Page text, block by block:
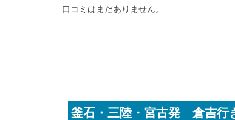
口コミはまだありません。
釜石・三陸・宮古発 倉吉行